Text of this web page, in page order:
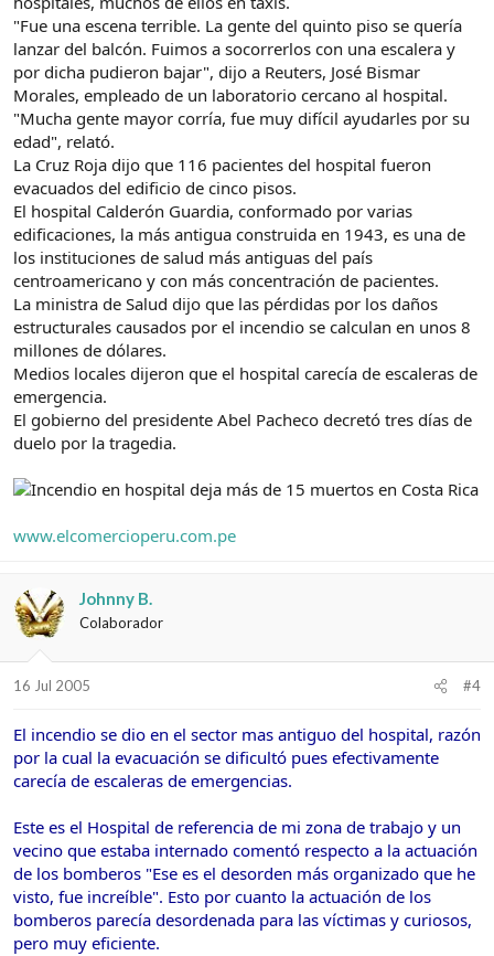
"Fue una escena terrible. La gente del quinto piso se quería
lanzar del balcón. Fuimos a socorrerlos con una escalera y
por dicha pudieron bajar", dijo a Reuters, José Bismar
Morales, empleado de un laboratorio cercano al hospital.
"Mucha gente mayor corría, fue muy difícil ayudarles por su
edad", relató.
La Cruz Roja dijo que 116 pacientes del hospital fueron
evacuados del edificio de cinco pisos.
El hospital Calderón Guardia, conformado por varias
edificaciones, la más antigua construida en 1943, es una de
los instituciones de salud más antiguas del país
centroamericano y con más concentración de pacientes.
La ministra de Salud dijo que las pérdidas por los daños
estructurales causados por el incendio se calculan en unos 8
millones de dólares.
Medios locales dijeron que el hospital carecía de escaleras de
emergencia.
El gobierno del presidente Abel Pacheco decretó tres días de
duelo por la tragedia.
www.elcomercioperu.com.pe
Johnny B.
Colaborador
16 Jul 2005 #4
El incendio se dio en el sector mas antiguo del hospital, razón
por la cual la evacuación se dificultó pues efectivamente
carecía de escaleras de emergencias.
Este es el Hospital de referencia de mi zona de trabajo y un
vecino que estaba internado comentó respecto a la actuación
de los bomberos "Ese es el desorden más organizado que he
visto, fue increíble". Esto por cuanto la actuación de los
bomberos parecía desordenada para las víctimas y curiosos,
pero muy eficiente.